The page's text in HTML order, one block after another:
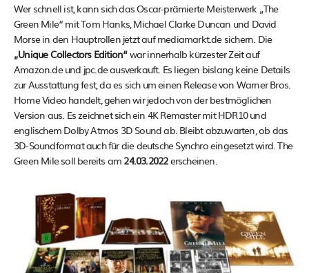
Wer schnell ist, kann sich das Oscar-prämierte Meisterwerk „The
Green Mile“ mit Tom Hanks, Michael Clarke Duncan und David
Morse in den Hauptrollen jetzt auf mediamarkt.de sichern. Die
„Unique Collectors Edition“war innerhalb kürzester Zeit auf
Amazon.de und jpc.de ausverkauft. Es liegen bislang keine Details
zur Ausstattung fest, da es sich um einen Release von Warner Bros.
Home Video handelt, gehen wir jedoch von der bestmöglichen
Version aus. Es zeichnet sich ein 4K Remaster mit HDR10 und
englischem Dolby Atmos 3D Sound ab. Bleibt abzuwarten, ob das
3D-Soundformat auch für die deutsche Synchro eingesetzt wird. The
Green Mile soll bereits am 24.03.2022erscheinen.